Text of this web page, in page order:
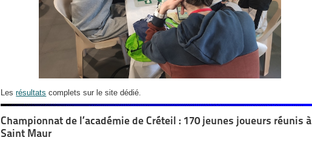
Lesrésultats complets sur le site dédié.
Championnat de l’académie de Créteil : 170 jeunes joueurs réunis à
Saint Maur